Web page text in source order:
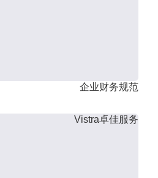
企业财务规范
Vistra卓佳服务